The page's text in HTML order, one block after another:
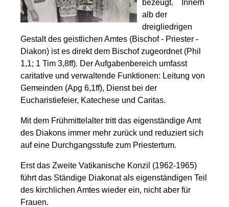
bezeugt. Innerh
alb der
dreigliedrigen
Gestalt des geistlichen Amtes (Bischof - Priester -
Diakon) ist es direkt dem Bischof zugeordnet (Phil
1,1; 1 Tim 3,8ff). Der Aufgabenbereich umfasst
caritative und verwaltende Funktionen: Leitung von
Gemeinden (Apg 6,1ff), Dienst bei der
Eucharistiefeier, Katechese und Caritas.
Mit dem Frühmittelalter tritt das eigenständige Amt
des Diakons immer mehr zurück und reduziert sich
auf eine Durchgangsstufe zum Priestertum.
Erst das Zweite Vatikanische Konzil (1962-1965)
führt das Ständige Diakonat als eigenständigen Teil
des kirchlichen Amtes wieder ein, nicht aber für
Frauen.